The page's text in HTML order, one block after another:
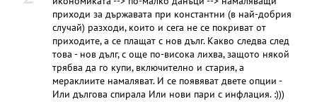
приходи за държавата при константни (в най-добрия
случай) разходи, които и сега не се покриват от
приходите, а се плащат с нов дълг. Какво следва след
това - нов дълг, с още по-висока лихва, защото някой
трябва да го купи, включително и стария, а
мераклиите намаляват. И се появяват двете опции -
Или дългова спирала Или нови пари с инфлация. :)))